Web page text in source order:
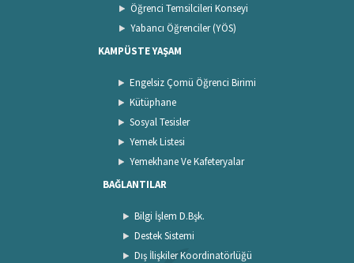
Öğrenci Temsilcileri Konseyi
Yabancı Öğrenciler (YÖS)
KAMPÜSTE YAŞAM
Engelsiz Çomü Öğrenci Birimi
Kütüphane
Sosyal Tesisler
Yemek Listesi
Yemekhane Ve Kafeteryalar
BAĞLANTILAR
Bilgi İşlem D.Bşk.
Destek Sistemi
Dış İlişkiler Koordinatörlüğü